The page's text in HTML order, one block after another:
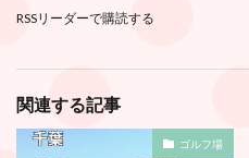
RSSリーダーで購読する
関連する記事
ゴルフ場